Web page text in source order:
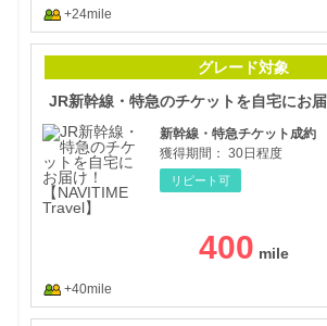
+24mile
グレード対象
新幹線・特急チケット成約
獲得期間： 30日程度
リピート可
400
+40mile